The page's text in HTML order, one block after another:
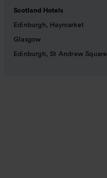
Scotland Hotels
Edinburgh, Haymarket
Glasgow
Edinburgh, St Andrew Square